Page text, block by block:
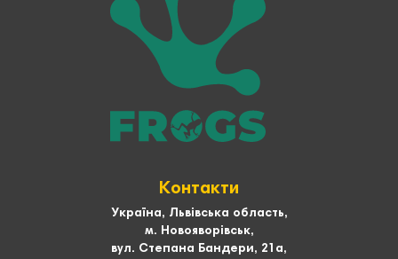
Контакти
Україна, Львівська область,
м. Новояворівськ,
вул. Степана Бандери, 21а,